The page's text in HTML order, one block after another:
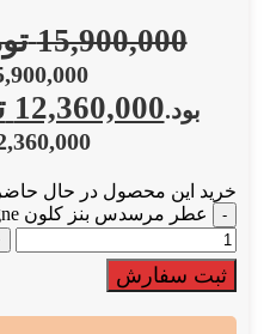
15,900,000
بود.12,360,000
12,360,000
خرید این محصول در حال
عطر مرسدس بنز کلون Mercedes Benz Cologne عدد
ثبت سفارش